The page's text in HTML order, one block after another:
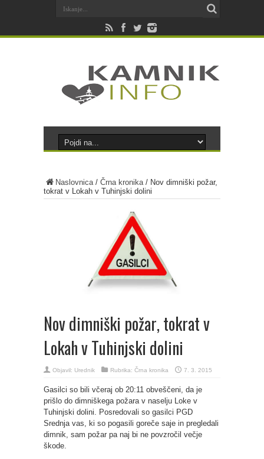
Naslovnica/ Črna kronika/ Nov dimniški požar,
tokrat v Lokah v Tuhinjski dolini
Nov dimniški požar, tokrat v
Lokah v Tuhinjski dolini
Objavil: Urednik Rubrika: Črna kronika 7. 3. 2015
Gasilci so bili včeraj ob 20:11 obveščeni, da je
prišlo do dimniškega požara v naselju Loke v
Tuhinjski dolini. Posredovali so gasilci PGD
Srednja vas, ki so pogasili goreče saje in pregledali
dimnik, sam požar pa naj bi ne povzročil večje
škode.